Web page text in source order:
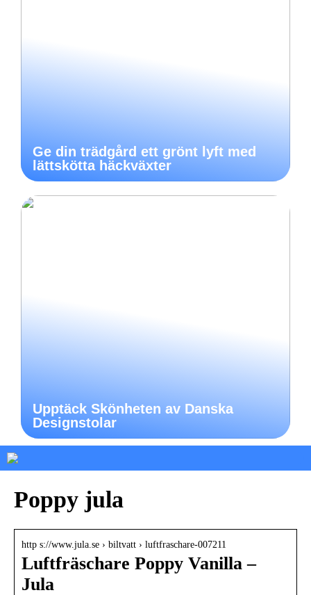
Ge din trädgård ett grönt lyft med
lättskötta häckväxter
Upptäck Skönheten av Danska
Designstolar
Poppy jula
http s://www.jula.se › biltvatt › luftfraschare-007211
Luftfräschare Poppy Vanilla –
Jula